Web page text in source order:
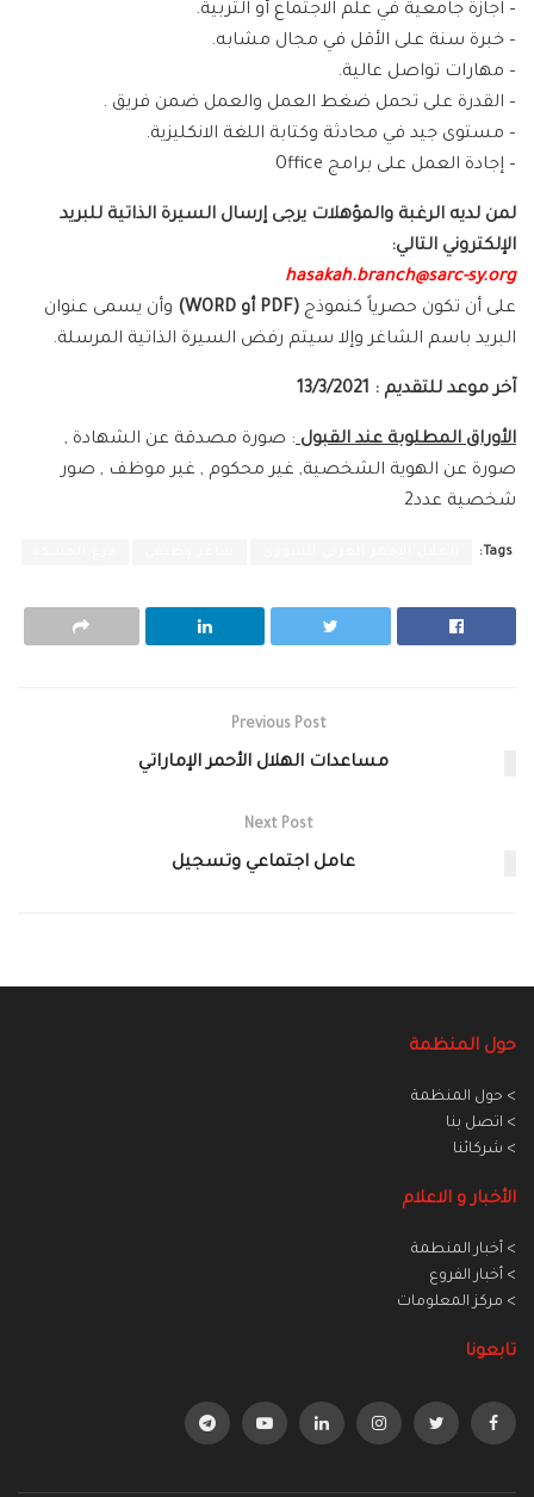
– اجازة جامعية في علم الاجتماع أو التربية.
– خبرة سنة على الأقل في مجال مشابه.
– مهارات تواصل عالية.
– القدرة على تحمل ضغط العمل والعمل ضمن فريق .
– مستوى جيد في محادثة وكتابة اللغة الانكليزية.
– إجادة العمل على برامج Office
لمن لديه الرغبة والمؤهلات يرجى إرسال السيرة الذاتية للبريد
الإلكتروني التالي:
hasakah.branch@sarc-sy.org
على أن تكون حصرياً كنموذج (PDF أو WORD)
وأن يسمى عنوان
البريد باسم الشاغر وإلا سيتم رفض السيرة الذاتية المرسلة.
آخر موعد للتقديم : 13/3/2021
الأوراق المطلوبة عند القبول : صورة مصدقة عن الشهادة ,
صورة عن الهوية الشخصية, غير محكوم , غير موظف , صور
شخصية عدد2
Tags:
Previous Post
مساعدات الهلال الأحمر الإماراتي
Next Post
عامل اجتماعي وتسجيل
حول المنظمة
> حول المنظمة
> اتصل بنا
> شركائنا
الأخبار و الاعلام
> أخبار المنطمة
> أخبار الفروع
> مركز المعلومات
تابعونا